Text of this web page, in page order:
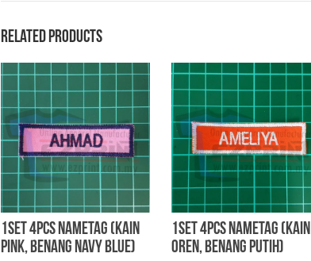
Related products
1Set 4pcs NameTag (Kain
Pink, Benang Navy Blue)
1Set 4pcs NameTag (Kain
Oren, Benang Putih)